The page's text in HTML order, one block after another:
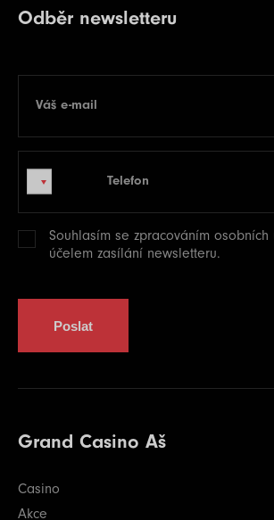
Odběr newsletteru
Váš e-mail
Telefon
Souhlasím se zpracováním osobních
účelem zasílání newsletteru.
Poslat
Grand Casino Aš
Casino
Akce